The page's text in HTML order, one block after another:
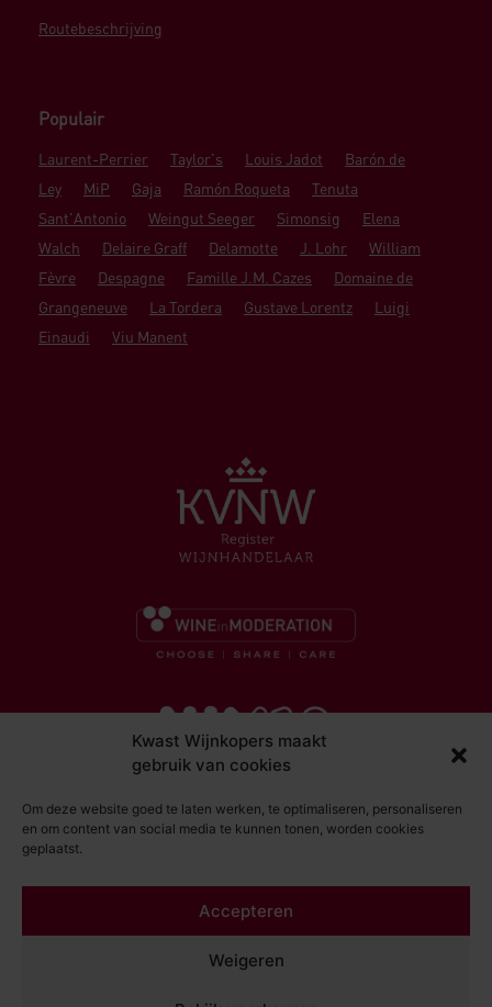
Kwast Wijnkopers maakt
gebruik van cookies
Om deze website goed te laten werken, te optimaliseren, personaliseren
en om content van social media te kunnen tonen, worden cookies
geplaatst.
Accepteren
Weigeren
Routebeschrijving
Populair
Laurent-Perrier Taylor's Louis Jadot
Barón de
Ley
MiP Gaja Ramón Roqueta
Tenuta
Sant'Antonio
Weingut Seeger Simonsig
Elena
Walch
Delaire Graff Delamotte J. Lohr
William
Fèvre
Despagne Famille J.M. Cazes
Domaine de
Grangeneuve
La Tordera Gustave Lorentz
Luigi
Einaudi
Viu Manent
DISCLAIMER
ALGEMENE VOORWAARDEN